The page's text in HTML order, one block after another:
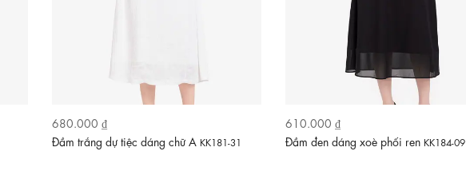
680.000 ₫
Đầm trắng dự tiệc dáng chữ A KK181-31
610.000 ₫
Đầm đen dáng xoè phối ren KK184-09